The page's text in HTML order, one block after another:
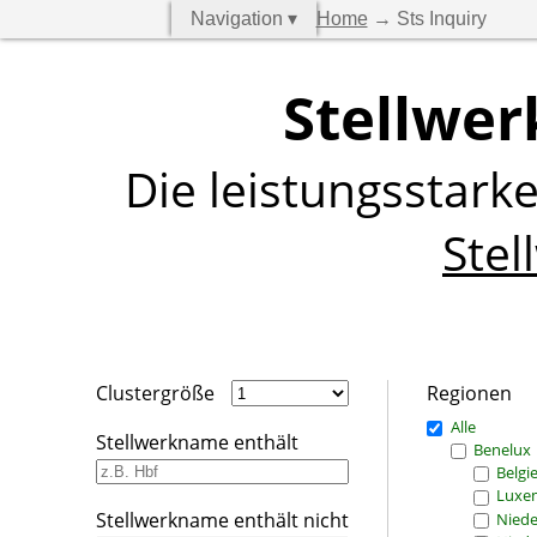
Navigation ▾ Home→ Sts Inquiry
Die
Clustergröße
Stellwerkname enthält
Stellwerkname enthält nicht
Regionen
Alle
Benelux